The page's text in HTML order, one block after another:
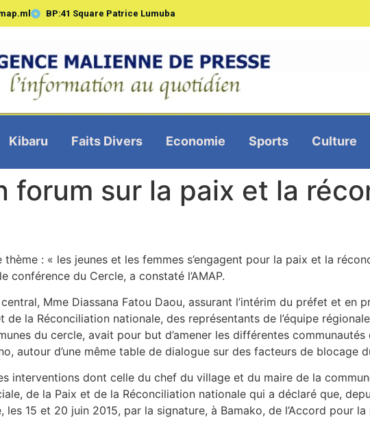
BP:41 Square Patrice Lumuba
Kibaru Faits Divers Economie Sports Culture
forum sur la paix et la
thème : « les jeunes et les femmes s’engagent pour la paix et la
conférence du Cercle, a constaté l’AMAP.
Mme Diassana Fatou Daou, assurant l’intérim du préfet et en
la Réconciliation nationale, des représentants de l’équipe
du cercle, avait pour but d’amener les différentes
autour d’une même table de dialogue sur des facteurs de blocage
interventions dont celle du chef du village et du maire de la
de la Paix et de la Réconciliation nationale qui a déclaré que,
les 15 et 20 juin 2015, par la signature, à Bamako, de l’Accord pour